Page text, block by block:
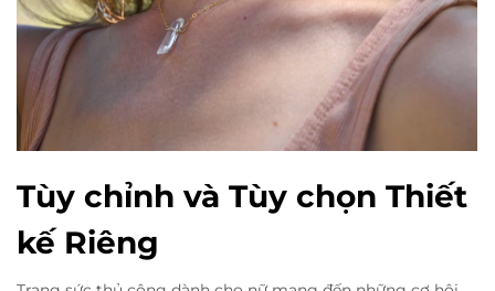
Tùy chỉnh và Tùy chọn Thiết
kế Riêng